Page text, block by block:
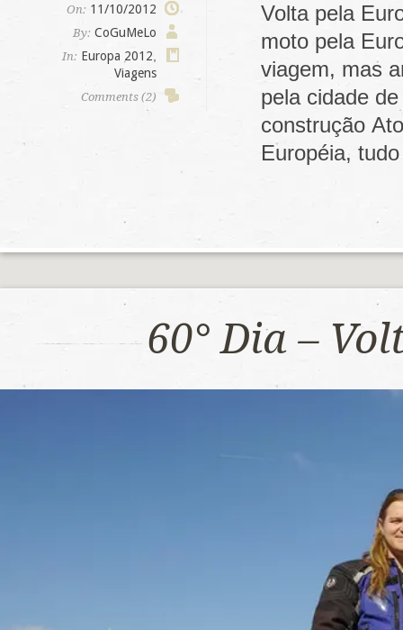
On: 11/10/2012
By: CoGuMeLo
In: Europa 2012
Viagens
Comments (2)
Volta pela
moto pela
viagem, mas
pela cidade
construção
Européia,
60° Dia –